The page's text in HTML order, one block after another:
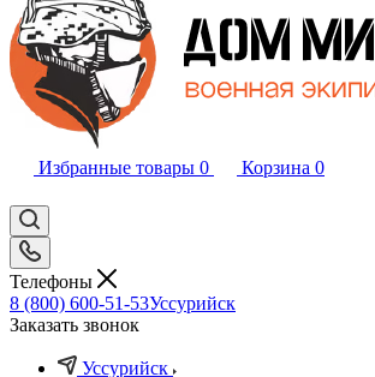
Избранные товары 0 Корзина 0
Телефоны
8 (800) 600-51-53Уссурийск
Заказать звонок
Уссурийск